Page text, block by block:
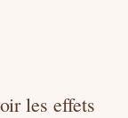
les effets